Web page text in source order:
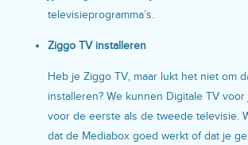
televisieprogramma’s.
Ziggo TV installeren
Heb je Ziggo TV, maar lukt het niet om
installeren? We kunnen Digitale TV voor
voor de eerste als de tweede televisie.
dat de Mediabox goed werkt of dat je